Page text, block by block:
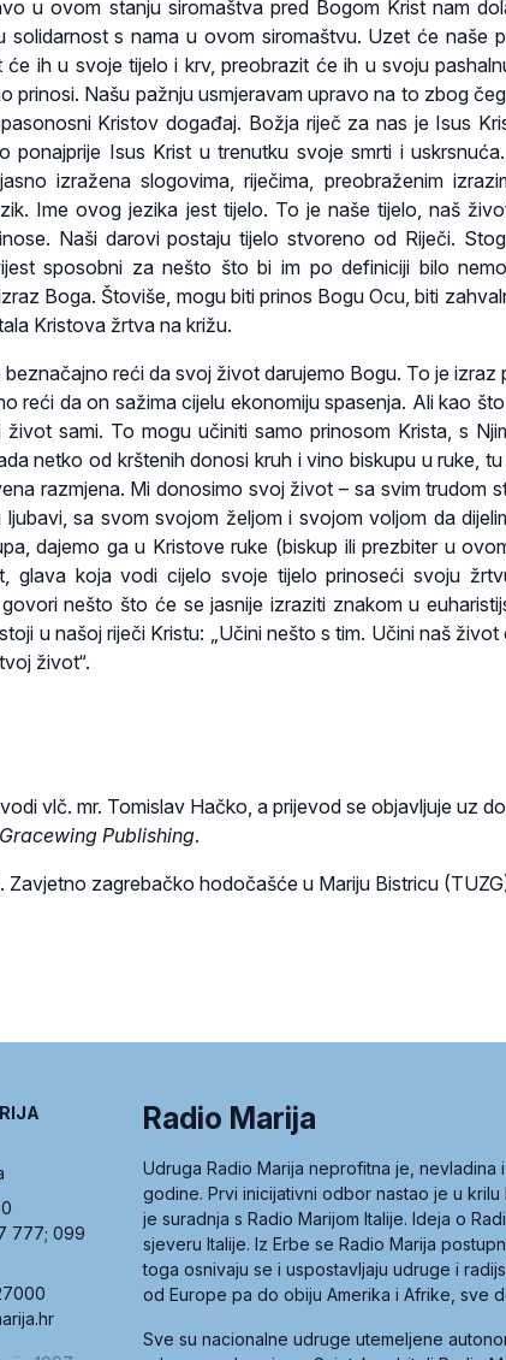
u ovom stanju siromaštva pred Bogom Krist nam
solidarnost s nama u ovom siromaštvu. Uzet će naše
će ih u svoje tijelo i krv, preobrazit će ih u svoju
prinosi. Našu pažnju usmjeravam upravo na to zbog
Kristov događaj. Božja riječ za nas je Isus
ponajprije Isus Krist u trenutku svoje smrti i
izražena slogovima, riječima, preobraženim
Ime ovog jezika jest tijelo. To je naše tijelo, naš
Naši darovi postaju tijelo stvoreno od Riječi.
sposobni za nešto što bi im po definiciji bilo
Boga. Štoviše, mogu biti prinos Bogu Ocu, biti
Kristova žrtva na križu.
beznačajno reći da svoj život darujemo Bogu. To je izraz
reći da on sažima cijelu ekonomiju spasenja. Ali kao
život sami. To mogu učiniti samo prinosom Krista, s
netko od krštenih donosi kruh i vino biskupu u ruke,
razmjena. Mi donosimo svoj život – sa svim trudom
ljubavi, sa svom svojom željom i svojom voljom da
dajemo ga u Kristove ruke (biskup ili prezbiter u
glava koja vodi cijelo svoje tijelo prinoseći svoju
nešto što će se jasnije izraziti znakom u
u našoj riječi Kristu: „Učini nešto s tim. Učini naš
život“.
vlč. mr. Tomislav Hačko, a prijevod se objavljuje uz
Gracewing Publishing.
Zavjetno zagrebačko hodočašće u Mariju Bistricu
777; 099
Radio Marija
Udruga Radio Marija neprofitna je,
godine. Prvi inicijativni odbor nastao je u
je suradnja s Radio Marijom Italije. Ideja o
sjeveru Italije. Iz Erbe se Radio Marija
toga osnivaju se i uspostavljaju udruge i
od Europe pa do obiju Amerika i Afrike, sve
Sve su nacionalne udruge utemeljene